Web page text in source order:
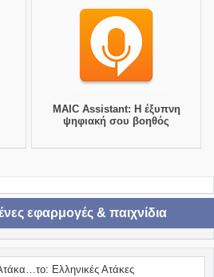
MAIC Assistant: Η έξυπνη
ψηφιακή σου βοηθός
εφαρμογές & παιχνίδια
Ελληνικές Ατάκες